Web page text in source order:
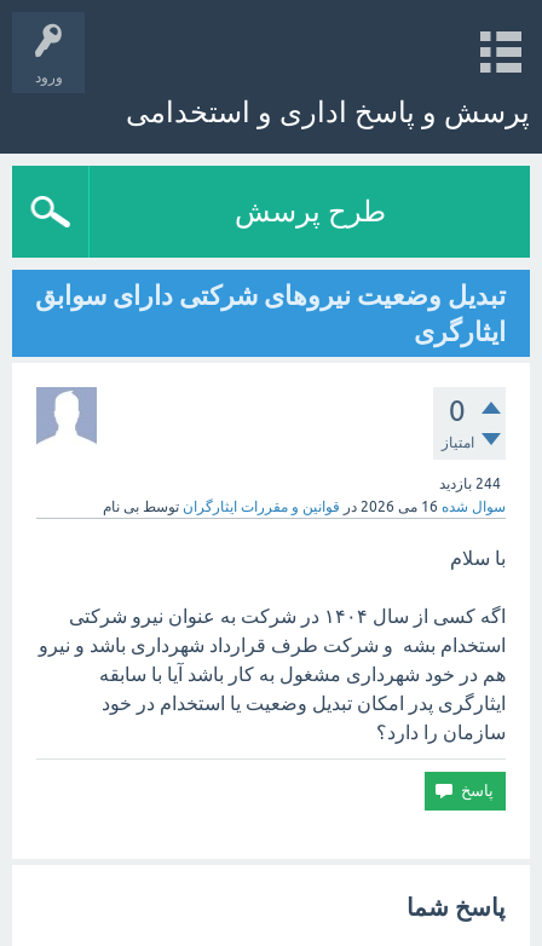
ورود
پرسش و پاسخ اداری و استخدامی
طرح پرسش
تبدیل وضعیت نیروهای شرکتی دارای سوابق
ایثارگری
0
امتیاز
244 بازدید
سوال شده 16 می 2026 در قوانین و مقررات ایثارگران توسط بی نام
با سلام
اگه کسی از سال ۱۴۰۴ در شرکت به عنوان نیرو شرکتی
استخدام بشه و شرکت طرف قرارداد شهرداری باشد و نیرو
هم در خود شهرداری مشغول به کار باشد آیا با سابقه
ایثارگری پدر امکان تبدیل وضعیت یا استخدام در خود
سازمان را دارد؟
پاسخ شما